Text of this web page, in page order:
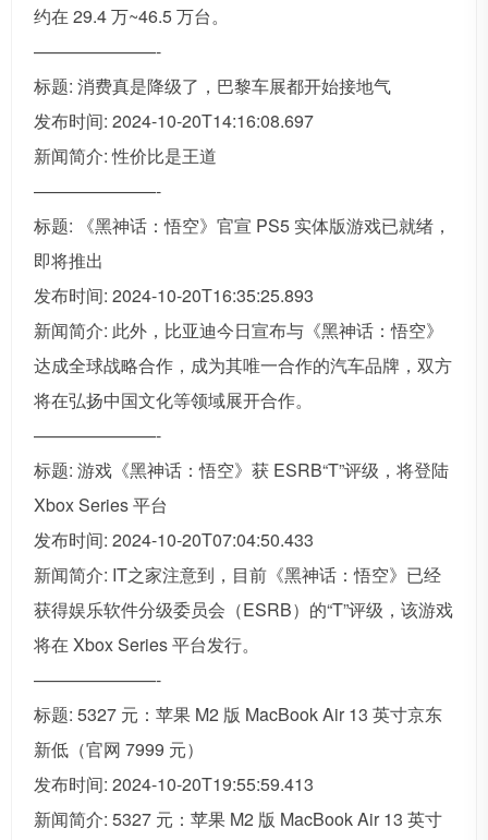
约在 29.4 万~46.5 万台。
———————-
标题: 消费真是降级了，巴黎车展都开始接地气
发布时间: 2024-10-20T14:16:08.697
新闻简介: 性价比是王道
———————-
标题: 《黑神话：悟空》官宣 PS5 实体版游戏已就绪，
即将推出
发布时间: 2024-10-20T16:35:25.893
新闻简介: 此外，比亚迪今日宣布与《黑神话：悟空》
达成全球战略合作，成为其唯一合作的汽车品牌，双方
将在弘扬中国文化等领域展开合作。
———————-
标题: 游戏《黑神话：悟空》获 ESRB“T”评级，将登陆
Xbox Series 平台
发布时间: 2024-10-20T07:04:50.433
新闻简介: IT之家注意到，目前《黑神话：悟空》已经
获得娱乐软件分级委员会（ESRB）的“T”评级，该游戏
将在 Xbox Series 平台发行。
———————-
标题: 5327 元：苹果 M2 版 MacBook Air 13 英寸京东
新低（官网 7999 元）
发布时间: 2024-10-20T19:55:59.413
新闻简介: 5327 元：苹果 M2 版 MacBook Air 13 英寸